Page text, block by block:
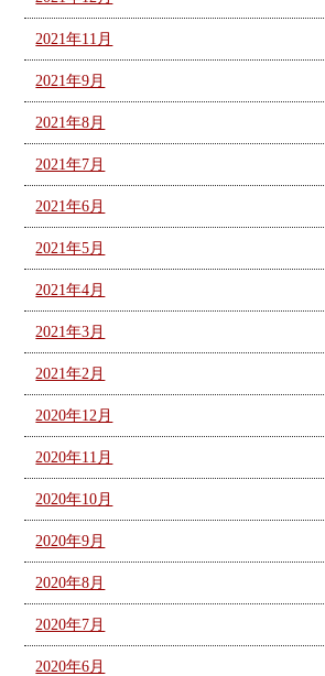
2021年11月
2021年9月
2021年8月
2021年7月
2021年6月
2021年5月
2021年4月
2021年3月
2021年2月
2020年12月
2020年11月
2020年10月
2020年9月
2020年8月
2020年7月
2020年6月